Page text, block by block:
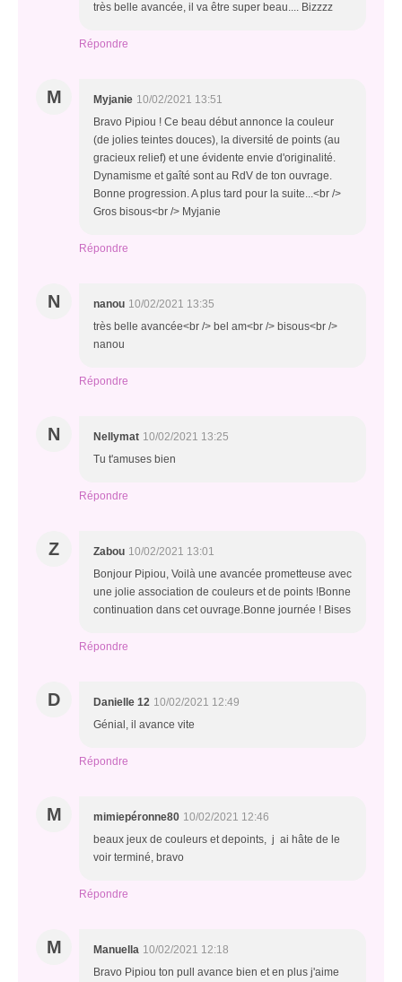
très belle avancée, il va être super beau.... Bizzzz
Répondre
M Myjanie 10/02/2021 13:51
Bravo Pipiou ! Ce beau début annonce la couleur
(de jolies teintes douces), la diversité de points (au
gracieux relief) et une évidente envie d'originalité.
Dynamisme et gaîté sont au RdV de ton ouvrage.
Bonne progression. A plus tard pour la suite...<br />
Gros bisous<br /> Myjanie
Répondre
N nanou 10/02/2021 13:35
très belle avancée<br /> bel am<br /> bisous<br />
nanou
Répondre
N Nellymat 10/02/2021 13:25
Tu t'amuses bien
Répondre
Z Zabou 10/02/2021 13:01
Bonjour Pipiou, Voilà une avancée prometteuse avec
une jolie association de couleurs et de points !Bonne
continuation dans cet ouvrage.Bonne journée ! Bises
Répondre
D Danielle 12 10/02/2021 12:49
Génial, il avance vite
Répondre
M mimiepéronne80 10/02/2021 12:46
beaux jeux de couleurs et depoints, j ai hâte de le
voir terminé, bravo
Répondre
M Manuella 10/02/2021 12:18
Bravo Pipiou ton pull avance bien et en plus j'aime